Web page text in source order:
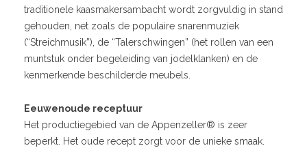
traditionele kaasmakersambacht wordt zorgvuldig in stand
gehouden, net zoals de populaire snarenmuziek
(“Streichmusik”), de “Talerschwingen” (het rollen van een
muntstuk onder begeleiding van jodelklanken) en de
kenmerkende beschilderde meubels.
Eeuwenoude receptuur
Het productiegebied van de Appenzeller® is zeer
beperkt. Het oude recept zorgt voor de unieke smaak.